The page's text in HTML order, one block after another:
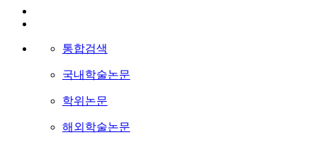
통합검색
국내학술논문
학위논문
해외학술논문